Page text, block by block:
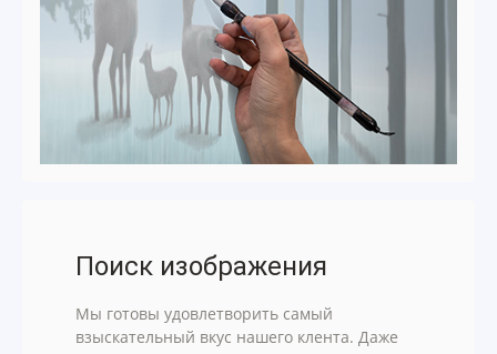
Поиск изображения
Мы готовы удовлетворить самый
взыскательный вкус нашего клента. Даже